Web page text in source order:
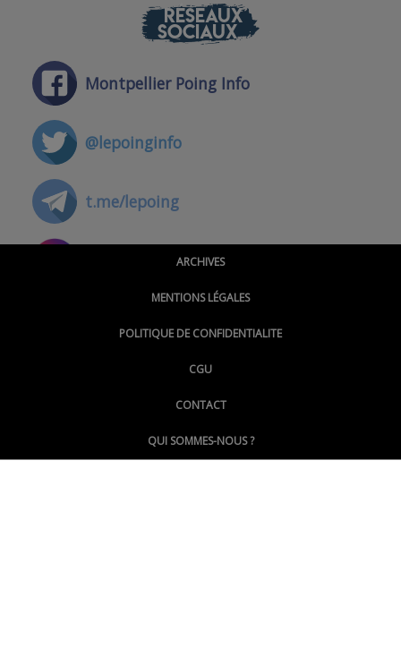
RÉSEAUX
SOCIAUX
Montpellier Poing Info
@lepoinginfo
t.me/lepoing
@montpellierpoinginfo
@LePoingMontpellier
ARCHIVES
MENTIONS LÉGALES
POLITIQUE DE CONFIDENTIALITE
CGU
CONTACT
QUI SOMMES-NOUS ?